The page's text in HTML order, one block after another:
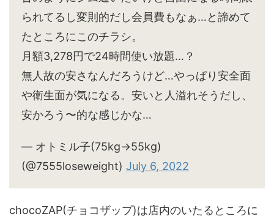
られてるし変則的だし会員費もなぁ…と諦めて
たところにこのチラシ。
月額3,278円で24時間使い放題…？
無人故の安さなんだろうけど…やっぱり安全面
や衛生面が気になる。安いと人溢れそうだし、
安かろう〜的な感じかな…
— オトミル子(75kg→55kg)
(@7555loseweight) July 6, 2022
chocoZAP(チョコザップ)は店内のいたるところに